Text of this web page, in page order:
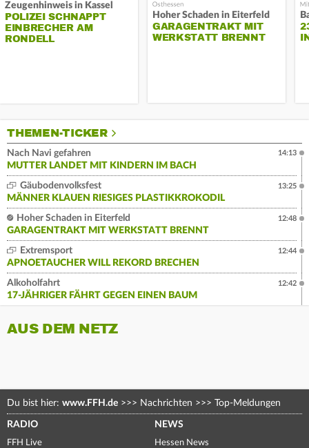
Zeugenhinweis in Kassel
POLIZEI SCHNAPPT
EINBRECHER AM
RONDELL
Hoher Schaden in Eiterfeld
GARAGENTRAKT MIT
WERKSTATT BRENNT
THEMEN-TICKER
Nach Navi gefahren
MUTTER LANDET MIT KINDERN IM BACH
14:13
Gäubodenvolksfest
MÄNNER KLAUEN RIESIGES PLASTIKKROKODIL
13:25
Hoher Schaden in Eiterfeld
GARAGENTRAKT MIT WERKSTATT BRENNT
12:48
Extremsport
APNOETAUCHER WILL REKORD BRECHEN
12:44
Alkoholfahrt
17-JÄHRIGER FÄHRT GEGEN EINEN BAUM
12:42
AUS DEM NETZ
Du bist hier: www.FFH.de >>> Nachrichten >>> Top-Meldungen
RADIO
FFH Live
NEWS
Hessen News